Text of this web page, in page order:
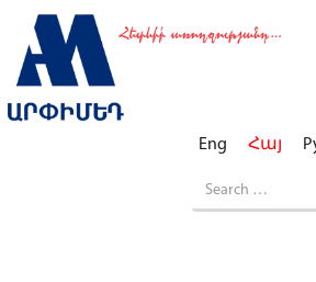
Eng Հայ